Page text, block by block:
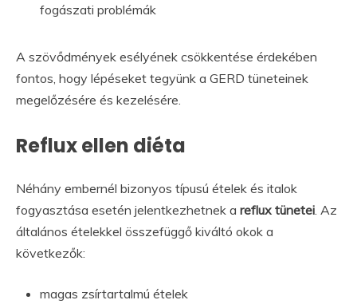
fogászati ​​problémák
A szövődmények esélyének csökkentése érdekében
fontos, hogy lépéseket tegyünk a GERD tüneteinek
megelőzésére és kezelésére.
Reflux ellen diéta
Néhány embernél bizonyos típusú ételek és italok
fogyasztása esetén jelentkezhetnek a reflux tünetei . Az
általános ételekkel összefüggő kiváltó okok a
következők:
magas zsírtartalmú ételek